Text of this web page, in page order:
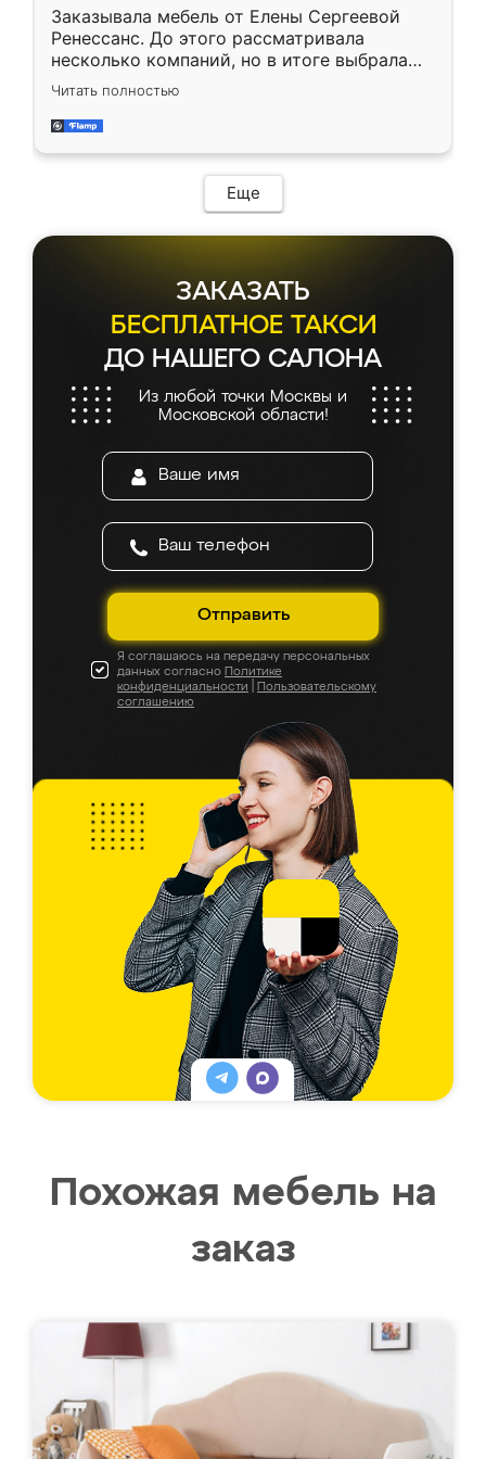
Заказывала мебель от Елены Сергеевой
Ренессанс. До этого рассматривала
несколько компаний, но в итоге выбрала
эту. Сначала обговорили условия, потом
приехал замерщик, всё спокойно объяснил
и снял размеры. Изготовили в срок, с
мебель сразу встала на свое место без
каких-либо доработок. Качеством осталась
довольна, все выглядит так, как и ожидала.
Читать полностью
Еще
ЗАКАЗАТЬ
БЕСПЛАТНОЕ ТАКСИ
ДО НАШЕГО САЛОНА
Из любой точки Москвы и
Московской области!
Отправить
Я соглашаюсь на передачу персональных
данных согласно Политике
конфиденциальности
Пользовательскому
соглашению
Похожая мебель на
заказ